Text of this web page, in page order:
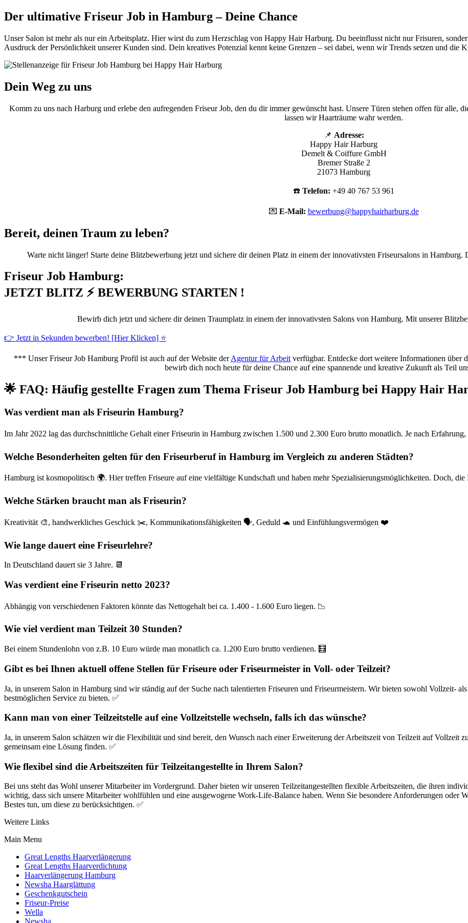
Der ultimative Friseur Job in Hamburg – Deine Chance
Unser Salon ist mehr als nur ein Arbeitsplatz. Hier wirst du zum Herzschlag von Happy Hair Harburg. Du beeinflusst nicht nur Frisuren,
Ausdruck der Persönlichkeit unserer Kunden sind. Dein kreatives Potenzial kennt keine Grenzen – sei dabei, wenn wir Trends setzen und die
Dein Weg zu uns
Komm zu uns nach Harburg und erlebe den aufregenden Friseur Job, den du dir immer gewünscht hast. Unsere Türen stehen offen für alle,
lassen wir Haarträume wahr werden.
📌 Adresse:
Happy Hair Harburg
Demelt & Coiffure GmbH
Bremer Straße 2
21073 Hamburg
☎️ Telefon: +49 40 767 53 961
💌 E-Mail: bewerbung@happyhairharburg.de
Bereit, deinen Traum zu leben?
Warte nicht länger! Starte deine Blitzbewerbung jetzt und sichere dir deinen Platz in einem der innovativsten Friseursalons in
Friseur Job Hamburg:
JETZT BLITZ ⚡️ BEWERBUNG STARTEN !
Bewirb dich jetzt und sichere dir deinen Traumplatz in einem der innovativsten Salons von Hamburg. Mit unserer
👉 Jetzt in Sekunden bewerben! [Hier Klicken] ⭐️
*** Unser Friseur Job Hamburg Profil ist auch auf der Website derAgentur für Arbeit verfügbar. Entdecke dort weitere Informationen
bewirb dich noch heute für deine Chance auf eine spannende und kreative Zukunft als Teil
🌟 FAQ: Häufig gestellte Fragen zum Thema Friseur Job Hamburg bei Happy Hair
Was verdient man als Friseurin Hamburg?
Im Jahr 2022 lag das durchschnittliche Gehalt einer Friseurin in Hamburg zwischen 1.500 und 2.300 Euro brutto monatlich. Je nach
Welche Besonderheiten gelten für den Friseurberuf in Hamburg im Vergleich zu anderen Städten?
Hamburg ist kosmopolitisch 🌍. Hier treffen Friseure auf eine vielfältige Kundschaft und haben mehr Spezialisierungsmöglichkeiten. Doch, die
Welche Stärken braucht man als Friseurin?
Kreativität 🎨, handwerkliches Geschick ✂️, Kommunikationsfähigkeiten 🗣️, Geduld 🐢 und Einfühlungsvermögen ❤️
Wie lange dauert eine Friseurlehre?
In Deutschland dauert sie 3 Jahre. 📆
Was verdient eine Friseurin netto 2023?
Abhängig von verschiedenen Faktoren könnte das Nettogehalt bei ca. 1.400 - 1.600 Euro liegen. 📉
Wie viel verdient man Teilzeit 30 Stunden?
Bei einem Stundenlohn von z.B. 10 Euro würde man monatlich ca. 1.200 Euro brutto verdienen. 🧮
Gibt es bei Ihnen aktuell offene Stellen für Friseure oder Friseurmeister in Voll- oder Teilzeit?
Ja, in unserem Salon in Hamburg sind wir ständig auf der Suche nach talentierten Friseuren und Friseurmeistern. Wir bieten sowohl Vollzeit-
bestmöglichen Service zu bieten. ✅
Kann man von einer Teilzeitstelle auf eine Vollzeitstelle wechseln, falls ich das wünsche?
Ja, in unserem Salon schätzen wir die Flexibilität und sind bereit, den Wunsch nach einer Erweiterung der Arbeitszeit von Teilzeit auf Vollzeit
gemeinsam eine Lösung finden. ✅
Wie flexibel sind die Arbeitszeiten für Teilzeitangestellte in Ihrem Salon?
Bei uns steht das Wohl unserer Mitarbeiter im Vordergrund. Daher bieten wir unseren Teilzeitangestellten flexible Arbeitszeiten, die ihren
wichtig, dass sich unsere Mitarbeiter wohlfühlen und eine ausgewogene Work-Life-Balance haben. Wenn Sie besondere Anforderungen oder
Bestes tun, um diese zu berücksichtigen. ✅
Weitere Links
Main Menu
Great Lengths Haarverlängerung
Great Lengths Haarverdichtung
Haarverlängerung Hamburg
Newsha Haarglättung
Geschenkgutschein
Friseur-Preise
Wella